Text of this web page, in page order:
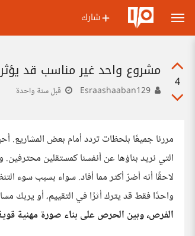
شارك
4
مشروع واحد غير مناسب قد
قبل سنة واحدة
مررنا جميعًا بلحظات تردد أمام بعض المشاريع.
التي نريد بناؤها عن أنفسنا كمستقلين
لاحقًا أنه أضرّ أكثر مما أفاد. سواء بسبب سوء
واحدًا فقط قد يترك أثرًا في التقييم، أو يربك
الفرص، وبين الحرص على بناء صورة مهنية